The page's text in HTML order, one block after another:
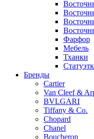
Фарфор
Мебель
Тханки
Бренды
Cartier
Van Cleef &
BVLGARI
Tiffany & Co.
Chopard
Chanel
Boucheron